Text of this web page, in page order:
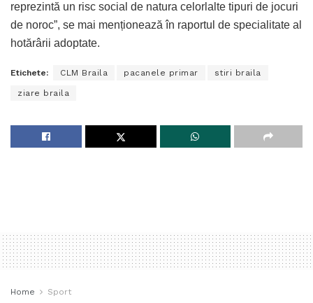
reprezintă un risc social de natura celorlalte tipuri de jocuri
de noroc”, se mai menționează în raportul de specialitate al
hotărârii adoptate.
Etichete: CLM Braila pacanele primar stiri braila
ziare braila
Home Sport